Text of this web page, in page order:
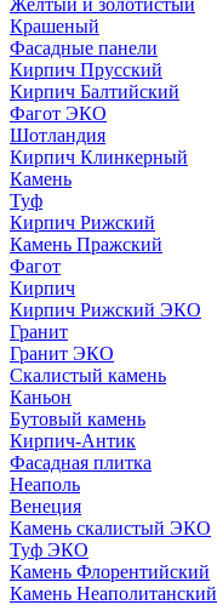
Жёлтый и золотистый
Крашеный
Фасадные панели
Кирпич Прусский
Кирпич Балтийский
Фагот ЭКО
Шотландия
Кирпич Клинкерный
Камень
Туф
Кирпич Рижский
Камень Пражский
Фагот
Кирпич
Кирпич Рижский ЭКО
Гранит
Гранит ЭКО
Скалистый камень
Каньон
Бутовый камень
Кирпич-Антик
Фасадная плитка
Неаполь
Венеция
Камень скалистый ЭКО
Туф ЭКО
Камень Флорентийский
Камень Неаполитанский